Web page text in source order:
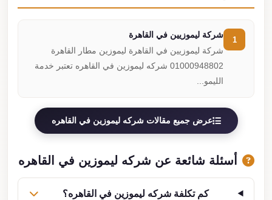
شركة ليموزيين في القاهرة
شركة ليموزيين في القاهرة ليموزين مطار القاهرة
01000948802 شركه ليموزين في القاهره تعتبر خدمة
الليمو...
عرض جميع مقالات شركه ليموزين في القاهره
أسئلة شائعة عن شركه ليموزين في القاهره
كم تكلفة شركه ليموزين في القاهره؟